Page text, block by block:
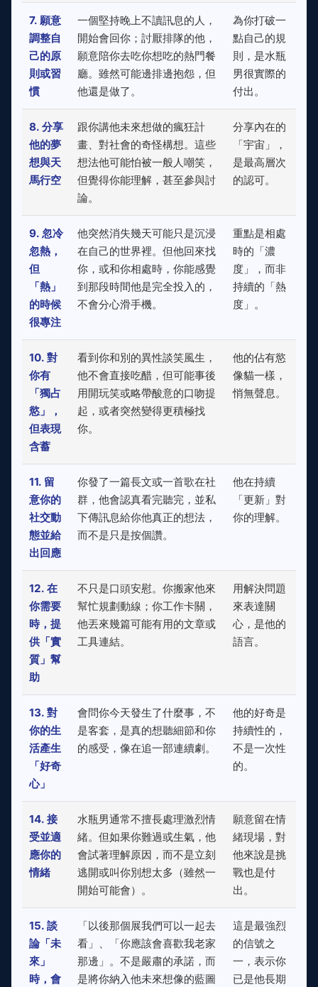
7. 願意
調整自
己的原
則或習
慣
一個堅持晚上不讀訊息的人，
開始會回你；討厭排隊的他，
願意陪你去吃你想吃的熱門餐
廳。雖然可能邊排邊抱怨，但
他還是做了。
為你打破一
點自己的規
則，是水瓶
男很實際的
付出。
8. 分享
他的夢
想與天
馬行空
跟你講他未來想做的瘋狂計
畫、對社會的奇怪構想。這些
想法他可能怕被一般人嘲笑，
但覺得你能理解，甚至參與討
論。
分享內在的
「宇宙」，
是最高層次
的認可。
9. 忽冷
忽熱，
但
「熱」
的時候
很專注
他突然消失幾天可能只是沉浸
在自己的世界裡。但他回來找
你，或和你相處時，你能感覺
到那段時間他是完全投入的，
不會分心滑手機。
重點是相處
時的「濃
度」，而非
持續的「熱
度」。
10. 對
你有
「獨占
慾」，
但表現
含蓄
看到你和別的異性談笑風生，
他不會直接吃醋，但可能事後
用開玩笑或略帶酸意的口吻提
起，或者突然變得更積極找
你。
他的佔有慾
像貓一樣，
悄無聲息。
11. 留
意你的
社交動
態並給
出回應
你發了一篇長文或一首歌在社
群，他會認真看完聽完，並私
下傳訊息給你他真正的想法，
而不是只是按個讚。
他在持續
「更新」對
你的理解。
12. 在
你需要
時，提
供「實
質」幫
助
不只是口頭安慰。你搬家他來
幫忙規劃動線；你工作卡關，
他丟來幾篇可能有用的文章或
工具連結。
用解決問題
來表達關
心，是他的
語言。
13. 對
你的生
活產生
「好奇
心」
會問你今天發生了什麼事，不
是客套，是真的想聽細節和你
的感受，像在追一部連續劇。
他的好奇是
持續性的，
不是一次性
的。
14. 接
受並適
應你的
情緒
水瓶男通常不擅長處理激烈情
緒。但如果你難過或生氣，他
會試著理解原因，而不是立刻
逃開或叫你別想太多（雖然一
開始可能會）。
願意留在情
緒現場，對
他來說是挑
戰也是付
出。
15. 談
論「未
來」
時，會
「以後那個展我們可以一起去
看」、「你應該會喜歡我老家
那邊」。不是嚴肅的承諾，而
是將你納入他未來想像的藍圖
這是最強烈
的信號之
一，表示你
已是他長期